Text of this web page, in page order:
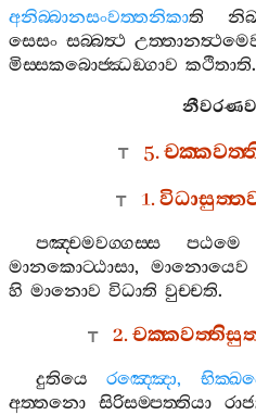
අනිබ‍්බානසංවත‍්තනිකාති
සෙසං සබ‍්බත්‍ථ
මිස‍්සකබොජ‍්ඣඞ‍්ගාව කථිතාති.
5.
1.
පඤ‍්චමවග‍්ගස‍්ස පඨමෙ
මානකොට‍්ඨාසා, මානොයෙව
හි මානොව විධාති වුච‍්චති.
2.
දුතියෙ රඤ‍්ඤො,
අත‍්තනො
සිරිසම‍්පත‍්තියා